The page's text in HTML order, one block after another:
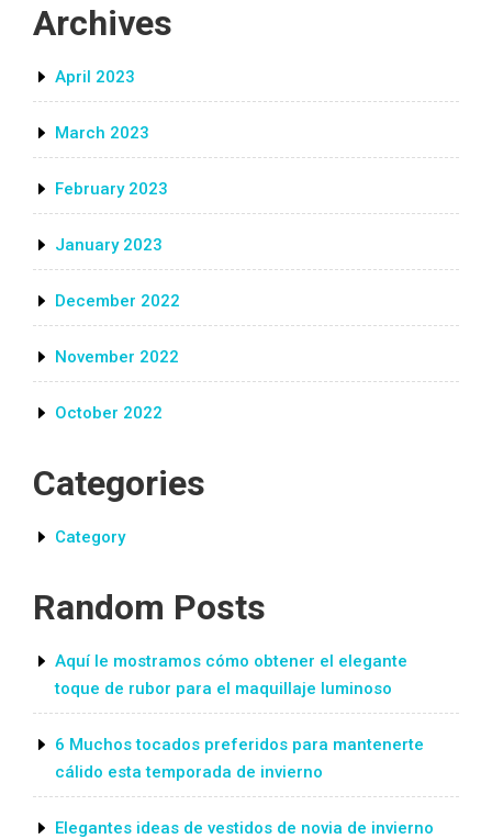
Archives
April 2023
March 2023
February 2023
January 2023
December 2022
November 2022
October 2022
Categories
Category
Random Posts
Aquí le mostramos cómo obtener el elegante
toque de rubor para el maquillaje luminoso
6 Muchos tocados preferidos para mantenerte
cálido esta temporada de invierno
Elegantes ideas de vestidos de novia de invierno